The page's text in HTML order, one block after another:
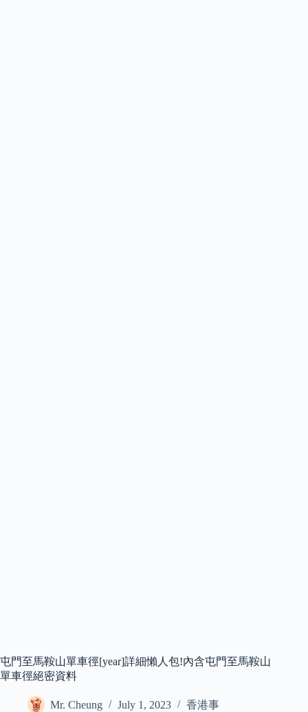
屯門至馬鞍山單車徑[year]詳細懶人包!內含屯門至馬鞍山
單車徑絕密資料
Mr. Cheung July 1, 2023 香港事